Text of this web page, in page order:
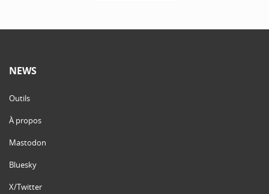
NEWS
Outils
À propos
Mastodon
Bluesky
X/Twitter